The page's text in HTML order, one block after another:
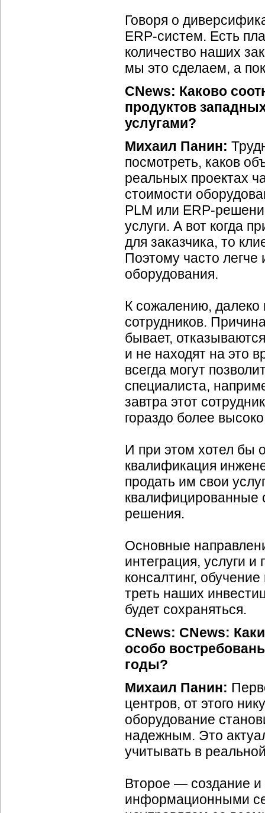
Говоря о
ERP-систем. Есть
количество наших
мы это сделаем, а
CNews: Каково
продуктов
услугами?
Михаил Панин:
посмотреть, каков
реальных проектах
стоимости
PLM или ERP-
услуги. А вот когда
для заказчика, то
Поэтому часто легче
оборудования.
К сожалению, далеко
сотрудников.
бывает,
и не находят на это
всегда могут
специалиста,
завтра этот
гораздо более
И при этом хотел бы
квалификация
продать им свои
квалифицированные
решения.
Основные
интеграция, услуги
консалтинг,
треть наших
будет сохраняться.
CNews: CNews:
особо
годы?
Михаил Панин:
центров, от этого
оборудование
надежным. Это
учитывать в
Второе — создание и
информационными